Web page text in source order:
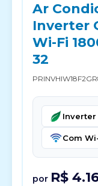
Ar
Inverter
Wi-Fi
32
Inverter
Com
por R$